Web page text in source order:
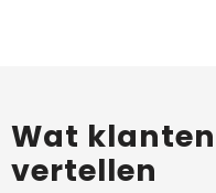
Wat
vertellen